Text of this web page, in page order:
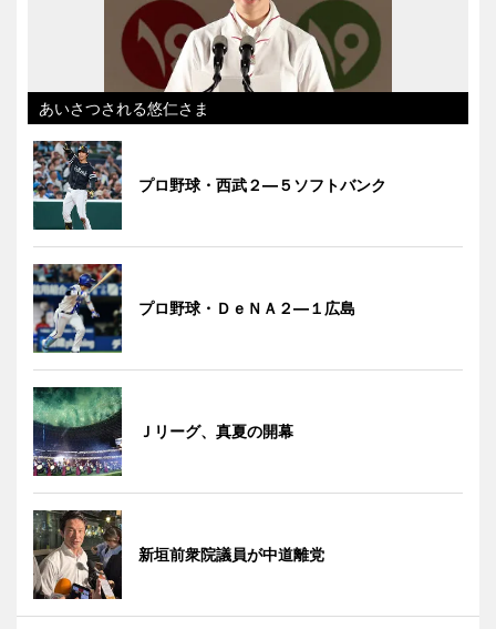
あいさつされる悠仁さま
プロ野球・西武２―５ソフトバンク
プロ野球・ＤｅＮＡ２―１広島
Ｊリーグ、真夏の開幕
新垣前衆院議員が中道離党